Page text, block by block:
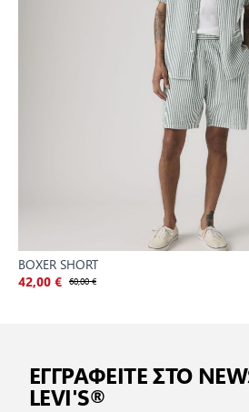
BOXER SHORT
42,00 € 60,00 €
ΕΓΓΡΑΦΕΙΤΕ ΣΤΟ
LEVI'S®